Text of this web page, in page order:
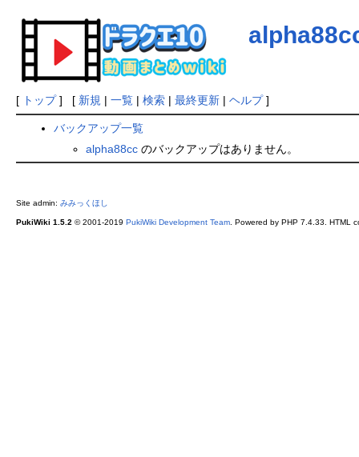
[ トップ] [ 新規 | 一覧| 検索| 最終更新| ヘルプ]
バックアップ一覧
alpha88ccのバックアップはありません。
Site admin: みみっくほし
PukiWiki 1.5.2 © 2001-2019 PukiWiki Development Team. Powered by PHP 7.4.33. HTML